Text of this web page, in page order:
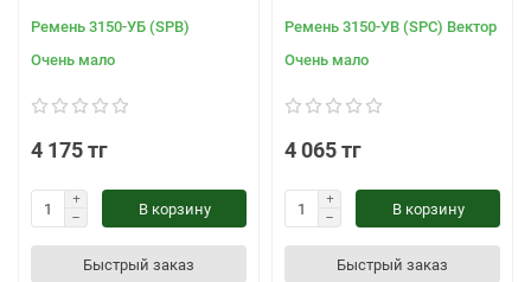
Ремень 3150-УБ (SPB)
Очень мало
4 175 тг
В корзину
Быстрый заказ
Ремень 3150-УВ (SPC) Вектор
Очень мало
4 065 тг
В корзину
Быстрый заказ